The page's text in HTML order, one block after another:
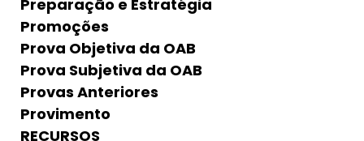
Preparação e Estratégia
Promoções
Prova Objetiva da OAB
Prova Subjetiva da OAB
Provas Anteriores
Provimento
RECURSOS